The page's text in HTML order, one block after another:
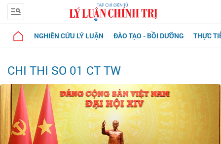
NGHIÊN CỨU LÝ LUẬN ĐÀO TẠO - BỒI DƯỠNG THỰC
CHI THI SO 01 CT TW